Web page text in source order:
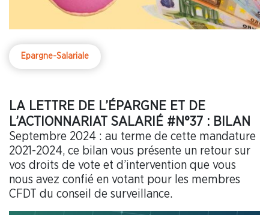
Epargne-Salariale
LA LETTRE DE L’ÉPARGNE ET DE
L’ACTIONNARIAT SALARIÉ #N°37 : BILAN
Septembre 2024 : au terme de cette mandature
2021-2024, ce bilan vous présente un retour sur
vos droits de vote et d’intervention que vous
nous avez confié en votant pour les membres
CFDT du conseil de surveillance.